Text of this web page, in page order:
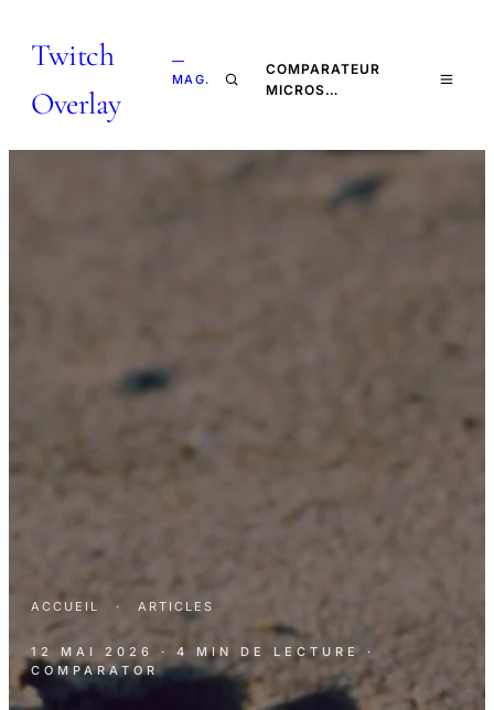
Twitch
Overlay
—
MAG.
COMPARATEUR
MICROS…
ACCUEIL · ARTICLES
12 MAI 2026 · 4 MIN DE LECTURE
·
COMPARATOR